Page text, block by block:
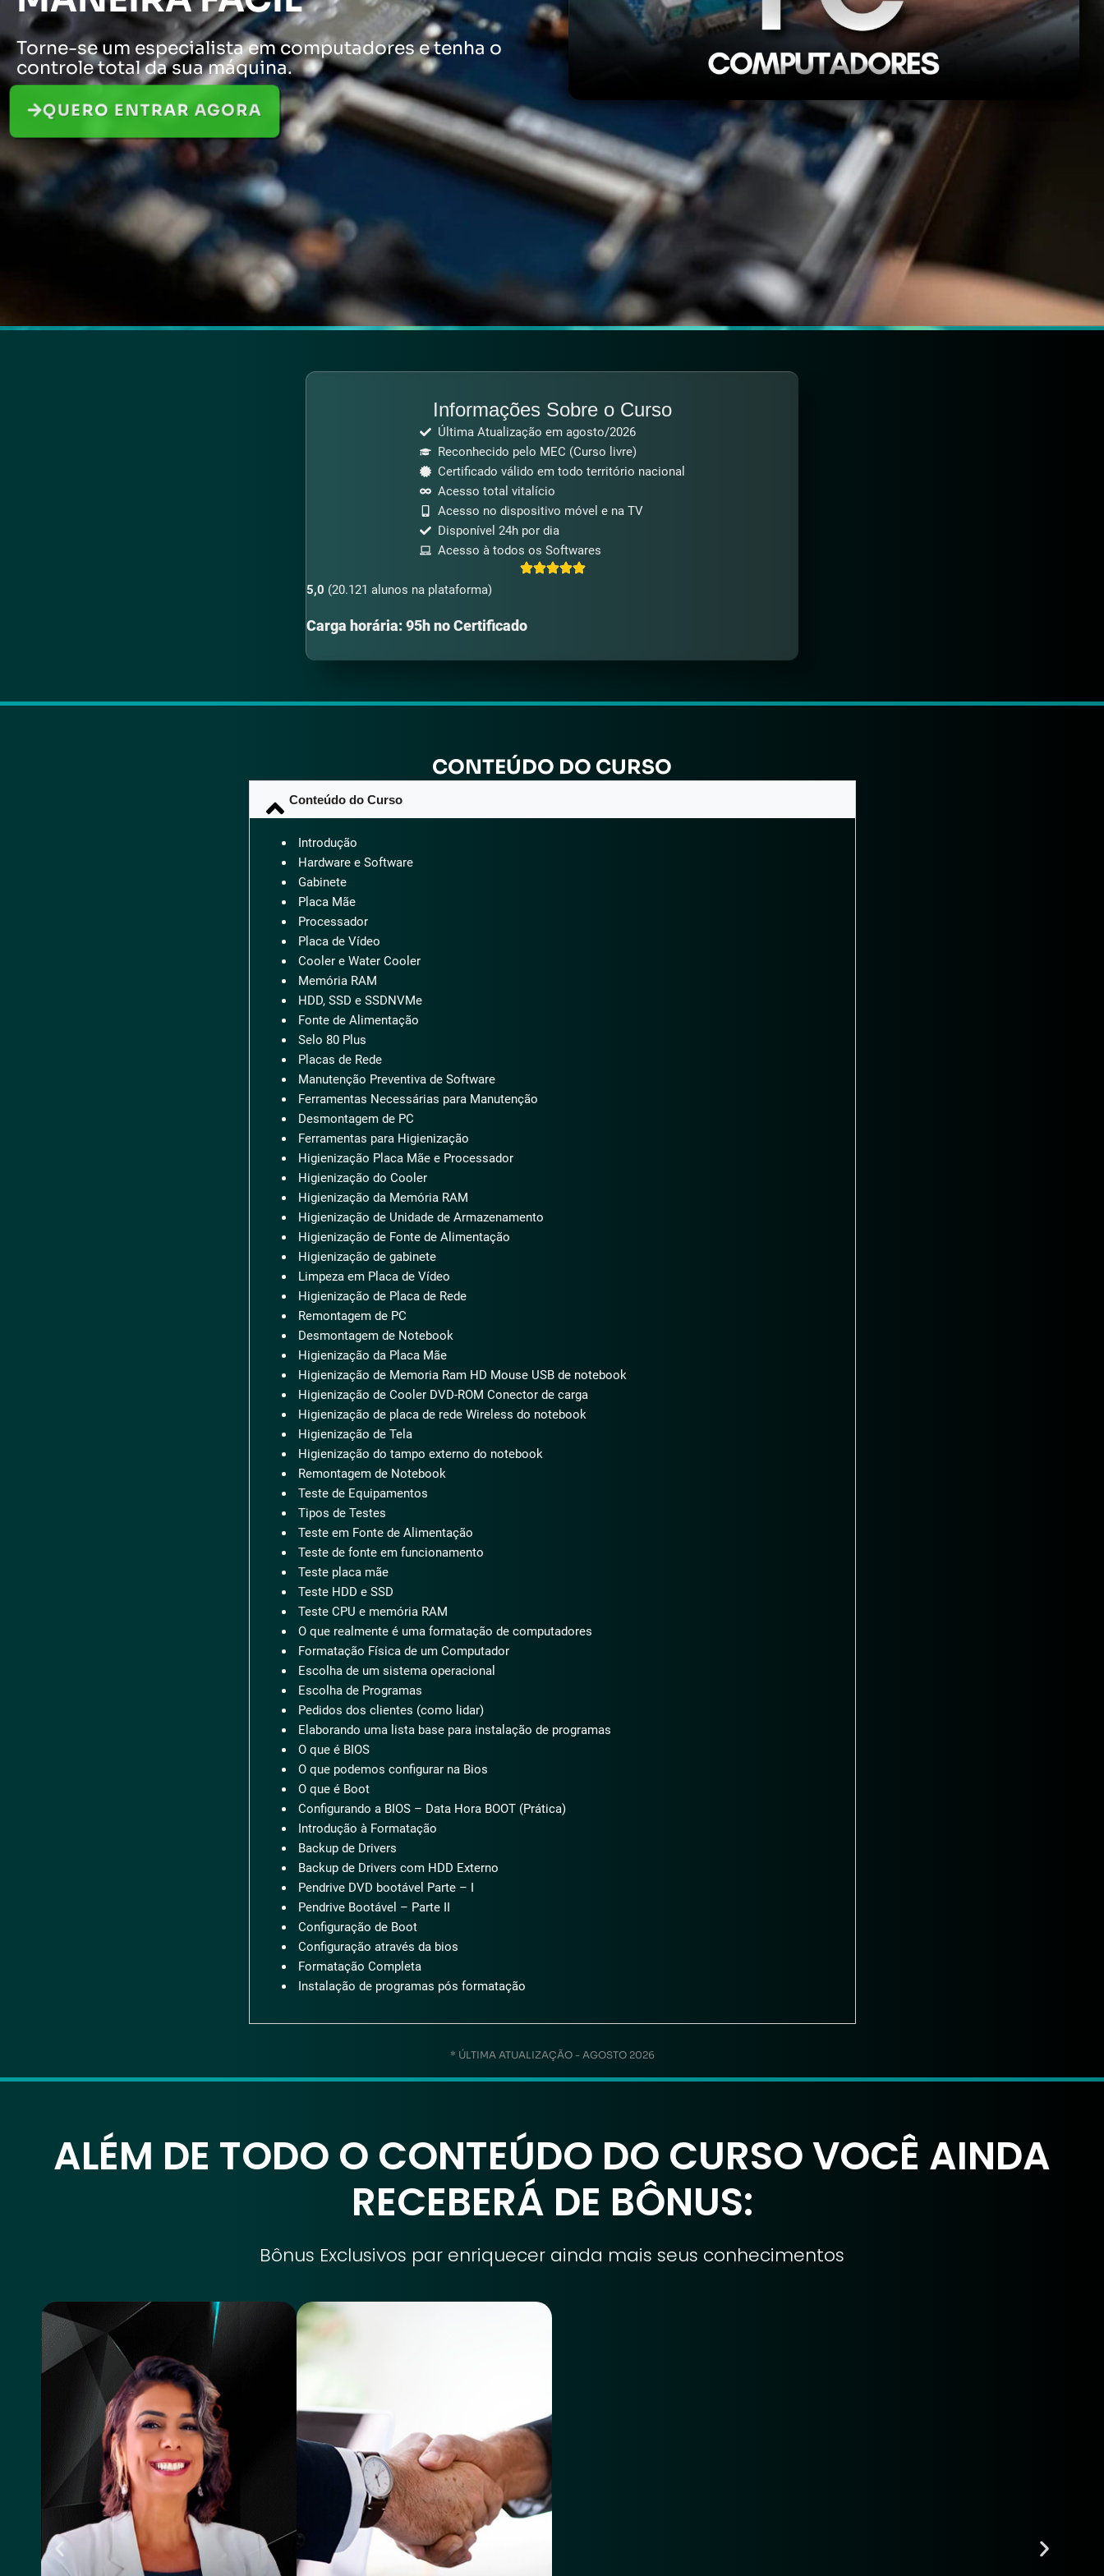
Torne-se um especialista em computadores e tenha o
controle total da sua máquina.
QUERO ENTRAR AGORA
Informações Sobre o Curso
Última Atualização em agosto/2026
Reconhecido pelo MEC (Curso livre)
Certificado válido em todo território nacional
Acesso total vitalício
Acesso no dispositivo móvel e na TV
Disponível 24h por dia
Acesso à todos os Softwares
5,0 (20.121 alunos na plataforma)
Carga horária: 95h no Certificado
CONTEÚDO DO CURSO
Conteúdo do Curso
Introdução
Hardware e Software
Gabinete
Placa Mãe
Processador
Placa de Vídeo
Cooler e Water Cooler
Memória RAM
HDD, SSD e SSDNVMe
Fonte de Alimentação
Selo 80 Plus
Placas de Rede
Manutenção Preventiva de Software
Ferramentas Necessárias para Manutenção
Desmontagem de PC
Ferramentas para Higienização
Higienização Placa Mãe e Processador
Higienização do Cooler
Higienização da Memória RAM
Higienização de Unidade de Armazenamento
Higienização de Fonte de Alimentação
Higienização de gabinete
Limpeza em Placa de Vídeo
Higienização de Placa de Rede
Remontagem de PC
Desmontagem de Notebook
Higienização da Placa Mãe
Higienização de Memoria Ram HD Mouse USB de notebook
Higienização de Cooler DVD-ROM Conector de carga
Higienização de placa de rede Wireless do notebook
Higienização de Tela
Higienização do tampo externo do notebook
Remontagem de Notebook
Teste de Equipamentos
Tipos de Testes
Teste em Fonte de Alimentação
Teste de fonte em funcionamento
Teste placa mãe
Teste HDD e SSD
Teste CPU e memória RAM
O que realmente é uma formatação de computadores
Formatação Física de um Computador
Escolha de um sistema operacional
Escolha de Programas
Pedidos dos clientes (como lidar)
Elaborando uma lista base para instalação de programas
O que é BIOS
O que podemos configurar na Bios
O que é Boot
Configurando a BIOS – Data Hora BOOT (Prática)
Introdução à Formatação
Backup de Drivers
Backup de Drivers com HDD Externo
Pendrive DVD bootável Parte – I
Pendrive Bootável – Parte II
Configuração de Boot
Configuração através da bios
Formatação Completa
Instalação de programas pós formatação
* ÚLTIMA ATUALIZAÇÃO - AGOSTO 2026
ALÉM DE TODO O CONTEÚDO DO CURSO VOCÊ AINDA
RECEBERÁ DE BÔNUS:
Bônus Exclusivos par enriquecer ainda mais seus conhecimentos